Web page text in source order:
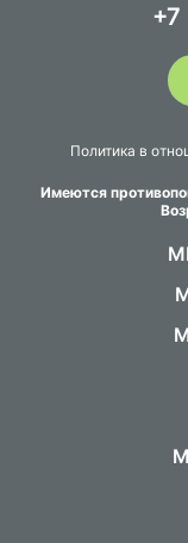
Политика в
Имеются